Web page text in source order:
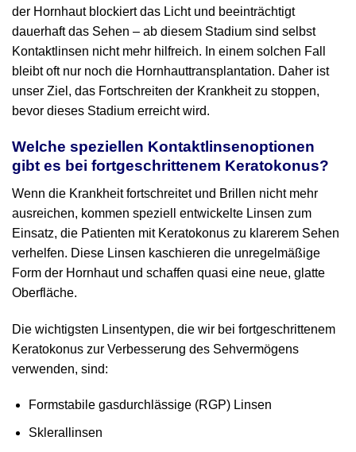
der Hornhaut blockiert das Licht und beeinträchtigt
dauerhaft das Sehen – ab diesem Stadium sind selbst
Kontaktlinsen nicht mehr hilfreich. In einem solchen Fall
bleibt oft nur noch die Hornhauttransplantation. Daher ist
unser Ziel, das Fortschreiten der Krankheit zu stoppen,
bevor dieses Stadium erreicht wird.
Welche speziellen Kontaktlinsenoptionen
gibt es bei fortgeschrittenem Keratokonus?
Wenn die Krankheit fortschreitet und Brillen nicht mehr
ausreichen, kommen speziell entwickelte Linsen zum
Einsatz, die Patienten mit Keratokonus zu klarerem Sehen
verhelfen. Diese Linsen kaschieren die unregelmäßige
Form der Hornhaut und schaffen quasi eine neue, glatte
Oberfläche.
Die wichtigsten Linsentypen, die wir bei fortgeschrittenem
Keratokonus zur Verbesserung des Sehvermögens
verwenden, sind:
Formstabile gasdurchlässige (RGP) Linsen
Sklerallinsen